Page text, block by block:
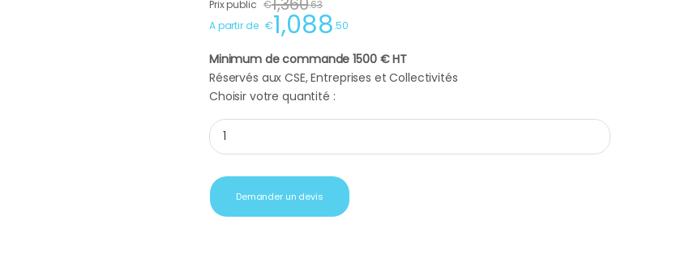
Prix public € .63
A partir de €1,088.50
Minimum de commande 1500 € HT
Réservés aux CSE, Entreprises et Collectivités
Choisir votre quantité :
Pc portable Acer TMP2410 G2 MG 53DJ quantity
Demander un devis